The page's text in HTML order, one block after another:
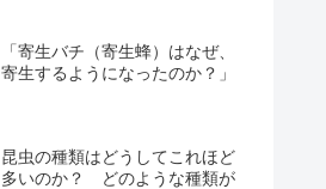
「寄生バチ（寄生蜂）はなぜ、
寄生するようになったのか？」
昆虫の種類はどうしてこれほど
多いのか？ どのような種類が